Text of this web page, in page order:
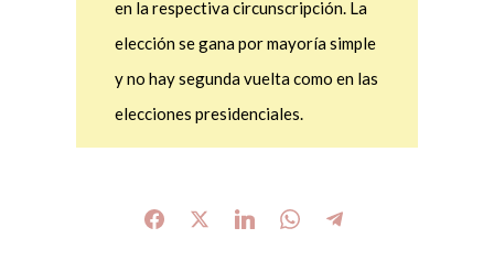
en la respectiva circunscripción. La
elección se gana por mayoría simple
y no hay segunda vuelta como en las
elecciones presidenciales.